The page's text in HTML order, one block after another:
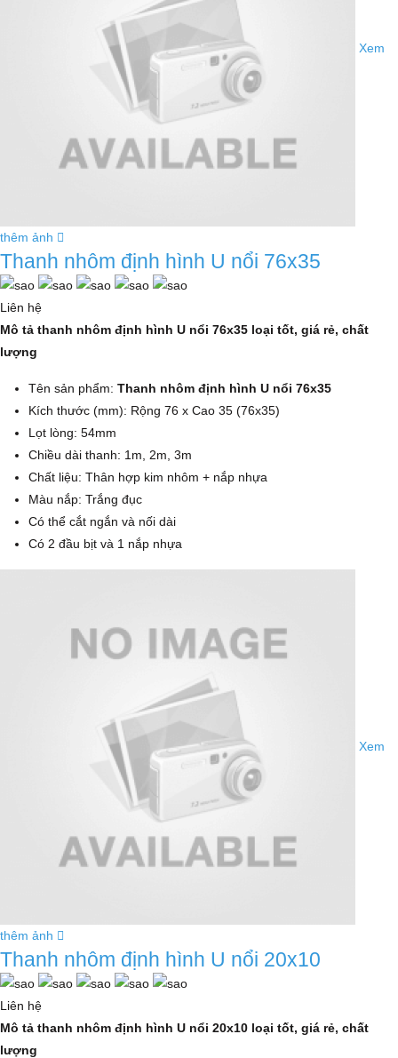
Xem
thêm ảnh
Thanh nhôm định hình U nổi 76x35
Liên hệ
Mô tả thanh nhôm định hình U nổi 76x35 loại tốt, giá rẻ, chất
lượng
Tên sản phẩm: Thanh nhôm định hình U nổi 76x35
Kích thước (mm): Rộng 76 x Cao 35 (76x35)
Lọt lòng: 54mm
Chiều dài thanh: 1m, 2m, 3m
Chất liệu: Thân hợp kim nhôm + nắp nhựa
Màu nắp: Trắng đục
Có thể cắt ngắn và nối dài
Có 2 đầu bịt và 1 nắp nhựa
Xem
thêm ảnh
Thanh nhôm định hình U nổi 20x10
Liên hệ
Mô tả thanh nhôm định hình U nổi 20x10 loại tốt, giá rẻ, chất
lượng